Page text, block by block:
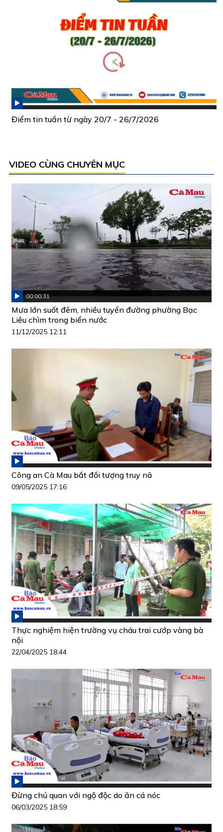
Điểm tin tuần từ ngày 20/7 - 26/7/2026
VIDEO CÙNG CHUYÊN MỤC
00:00:31
Mưa lớn suốt đêm, nhiều tuyến đường phường Bạc
Liêu chìm trong biển nước
11/12/2025 12:11
Công an Cà Mau bắt đối tượng truy nã
09/05/2025 17:16
Thực nghiệm hiện trường vụ cháu trai cướp vàng bà
nội
22/04/2025 18:44
Đừng chủ quan với ngộ độc do ăn cá nóc
06/03/2025 18:59